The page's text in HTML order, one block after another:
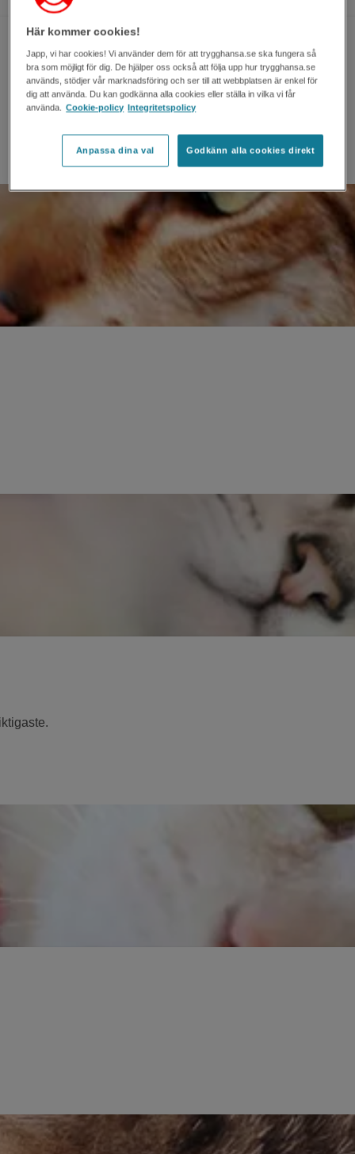
Här kommer cookies!
Japp, vi har cookies! Vi använder dem för att trygghansa.se ska fungera så
bra som möjligt för dig. De hjälper oss också att följa upp hur trygghansa.se
används, stödjer vår marknadsföring och ser till att webbplatsen är enkel för
dig att använda. Du kan godkänna alla cookies eller ställa in vilka vi får
använda.
Cookie-policy Integritetspolicy
Anpassa dina val Godkänn alla cookies direkt